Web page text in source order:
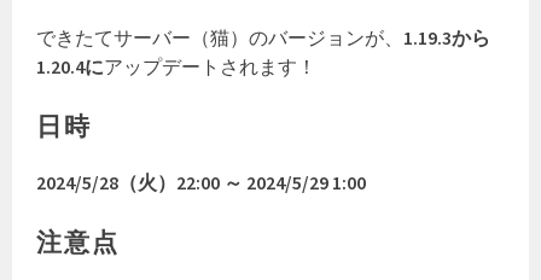
できたてサーバー（猫）のバージョンが、 1.19.3から
1.20.4にアップデートされます！
日時
2024/5/28（火）22:00 ～ 2024/5/29 1:00
注意点